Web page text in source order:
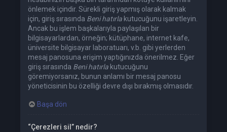
önlemek içindir. Sürekli giriş yapmış olarak kalmak
için, giriş sırasında Beni hatırla kutucuğunu işaretleyin.
Ancak bu işlem başkalarıyla paylaşılan bir
bilgisayarlardan, örneğin; kütüphane, internet kafe,
üniversite bilgisayar laboratuarı, v.b. gibi yerlerden
mesaj panosuna erişim yaptığınızda önerilmez. Eğer
giriş sırasında Beni hatırla kutucuğunu
göremiyorsanız, bunun anlamı bir mesaj panosu
yöneticisinin bu özelliği devre dışı bırakmış olmasıdır.
Başa dön
“Çerezleri sil” nedir?